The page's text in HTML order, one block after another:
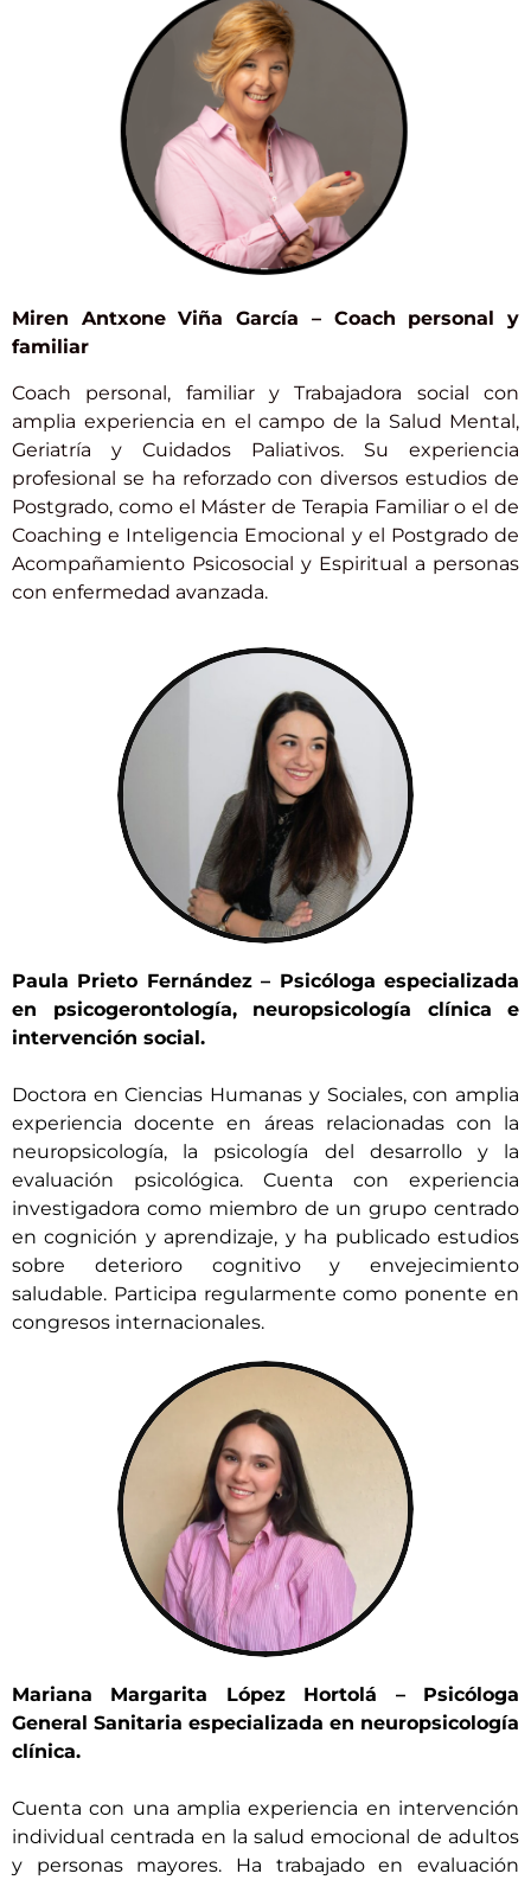
Miren Antxone Viña García – Coach personal y
familiar
Coach personal, familiar y Trabajadora social con
amplia experiencia en el campo de la Salud Mental,
Geriatría y Cuidados Paliativos. Su experiencia
profesional se ha reforzado con diversos estudios de
Postgrado, como el Máster de Terapia Familiar o el de
Coaching e Inteligencia Emocional y el Postgrado de
Acompañamiento Psicosocial y Espiritual a personas
con enfermedad avanzada.
Paula Prieto Fernández – Psicóloga especializada
en psicogerontología, neuropsicología clínica e
intervención social.
Doctora en Ciencias Humanas y Sociales, con amplia
experiencia docente en áreas relacionadas con la
neuropsicología, la psicología del desarrollo y la
evaluación psicológica. Cuenta con experiencia
investigadora como miembro de un grupo centrado
en cognición y aprendizaje, y ha publicado estudios
sobre deterioro cognitivo y envejecimiento
saludable. Participa regularmente como ponente en
congresos internacionales.
Mariana Margarita López Hortolá – Psicóloga
General Sanitaria especializada en neuropsicología
clínica.
Cuenta con una amplia experiencia en intervención
individual centrada en la salud emocional de adultos
y personas mayores. Ha trabajado en evaluación